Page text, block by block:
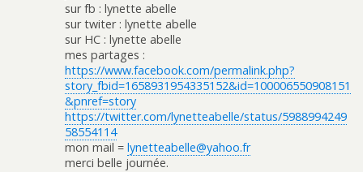
sur fb : lynette abelle
sur twiter : lynette abelle
sur HC : lynette abelle
mes partages :
https://www.facebook.com/permalink.php?
story_fbid=1658931954335152&id=100006550908151
&pnref=story
https://twitter.com/lynetteabelle/status/5988994249
58554114
mon mail = lynetteabelle@yahoo.fr
merci belle journée.